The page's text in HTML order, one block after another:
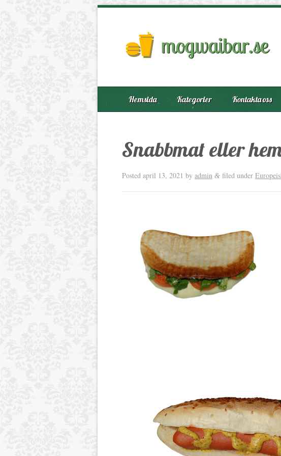
Hemsida Kategorier Kontakta oss
Snabbmat eller
Posted april 13, 2021 by admin & filed under